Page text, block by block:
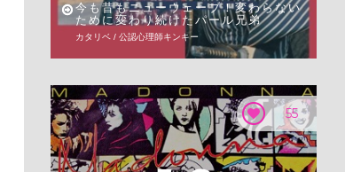
今も昔もニューウェーブ！変わらない
ために変わり続けたパール兄弟
カタリベ / 公認心理師キンキー
55